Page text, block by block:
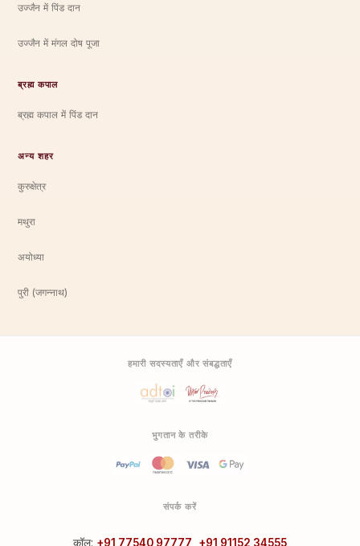
उज्जैन में पिंड दान
उज्जैन में मंगल दोष पूजा
ब्रह्म कपाल
ब्रह्म कपाल में पिंड दान
अन्य शहर
कुरुक्षेत्र
मथुरा
अयोध्या
पुरी (जगन्नाथ)
हमारी सदस्यताएँ और संबद्धताएँ
भुगतान के तरीके
संपर्क करें
कॉल: +91 77540 97777 +91 91152 34555